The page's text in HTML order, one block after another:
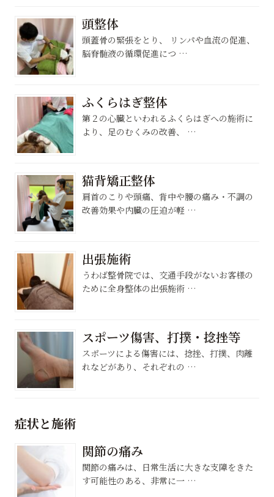
頭整体
頭蓋骨の緊張をとり、 リンパや血流の促進、
脳脊髄液の循環促進につ …
ふくらはぎ整体
第２の心臓といわれるふくらはぎへの施術に
より、足のむくみの改善、 …
猫背矯正整体
肩首のこりや頭痛、背中や腰の痛み・不調の
改善効果や内臓の圧迫が軽 …
出張施術
うわば整骨院では、交通手段がないお客様の
ために全身整体の出張施術 …
スポーツ傷害、打撲・捻挫等
スポーツによる傷害には、捻挫、打撲、肉離
れなどがあり、それぞれの …
症状と施術
関節の痛み
関節の痛みは、日常生活に大きな支障をきた
す可能性のある、非常に一 …